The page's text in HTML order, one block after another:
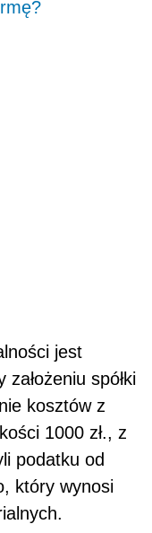
jest
spółki
kosztów z
1000 zł., z
podatku od
który wynosi